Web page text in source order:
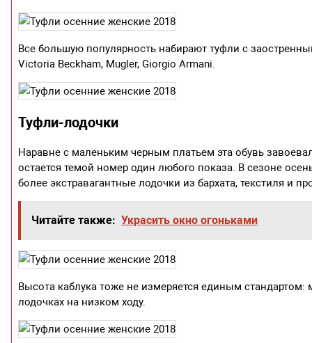
Все большую популярность набирают туфли с
Victoria Beckham, Mugler, Giorgio Armani.
Туфли-лодочки
Наравне с маленьким черным платьем эта обувь
остается темой номер один любого показа. В сезоне
более экстравагантные лодочки из бархата, текстиля и
Читайте также: Украсить окно огоньками
Высота каблука тоже не измеряется единым
лодочках на низком ходу.